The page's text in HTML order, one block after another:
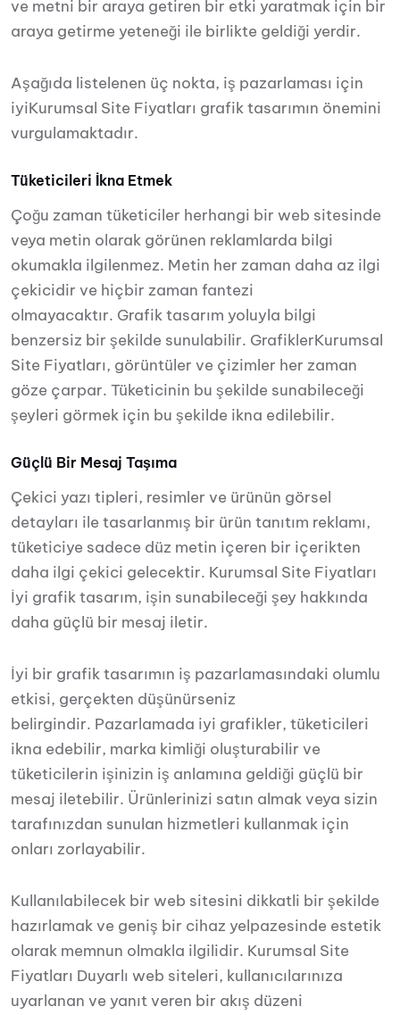
ve metni bir araya getiren bir etki yaratmak için bir
araya getirme yeteneği ile birlikte geldiği yerdir.
Aşağıda listelenen üç nokta, iş pazarlaması için
iyiKurumsal Site Fiyatları grafik tasarımın önemini
vurgulamaktadır.
Tüketicileri İkna Etmek
Çoğu zaman tüketiciler herhangi bir web sitesinde
veya metin olarak görünen reklamlarda bilgi
okumakla ilgilenmez. Metin her zaman daha az ilgi
çekicidir ve hiçbir zaman fantezi
olmayacaktır. Grafik tasarım yoluyla bilgi
benzersiz bir şekilde sunulabilir. GrafiklerKurumsal
Site Fiyatları, görüntüler ve çizimler her zaman
göze çarpar. Tüketicinin bu şekilde sunabileceği
şeyleri görmek için bu şekilde ikna edilebilir.
Güçlü Bir Mesaj Taşıma
Çekici yazı tipleri, resimler ve ürünün görsel
detayları ile tasarlanmış bir ürün tanıtım reklamı,
tüketiciye sadece düz metin içeren bir içerikten
daha ilgi çekici gelecektir. Kurumsal Site Fiyatları
İyi grafik tasarım, işin sunabileceği şey hakkında
daha güçlü bir mesaj iletir.
İyi bir grafik tasarımın iş pazarlamasındaki olumlu
etkisi, gerçekten düşünürseniz
belirgindir. Pazarlamada iyi grafikler, tüketicileri
ikna edebilir, marka kimliği oluşturabilir ve
tüketicilerin işinizin iş anlamına geldiği güçlü bir
mesaj iletebilir. Ürünlerinizi satın almak veya sizin
tarafınızdan sunulan hizmetleri kullanmak için
onları zorlayabilir.
Kullanılabilecek bir web sitesini dikkatli bir şekilde
hazırlamak ve geniş bir cihaz yelpazesinde estetik
olarak memnun olmakla ilgilidir. Kurumsal Site
Fiyatları Duyarlı web siteleri, kullanıcılarınıza
uyarlanan ve yanıt veren bir akış düzeni